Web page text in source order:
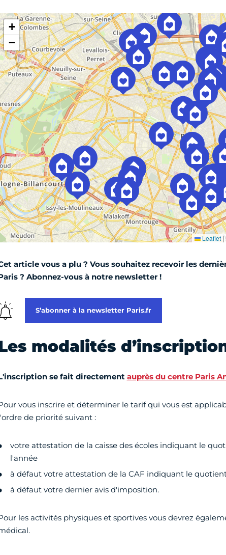
article vous a plu ? Vous souhaitez recevoir les
? Abonnez-vous à notre newsletter !
S’abonner à la newsletter Paris.fr
modalités
se fait directement auprès du centre Paris
vous inscrire et déterminer le tarif qui vous est
de priorité suivant :
votre attestation de la caisse des écoles indiquant le
l'année
à défaut votre attestation de la CAF indiquant le
à défaut votre dernier avis d'imposition.
les activités physiques et sportives vous devrez